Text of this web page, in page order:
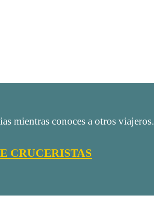
mientras conoces a otros viajeros.
CRUCERISTAS